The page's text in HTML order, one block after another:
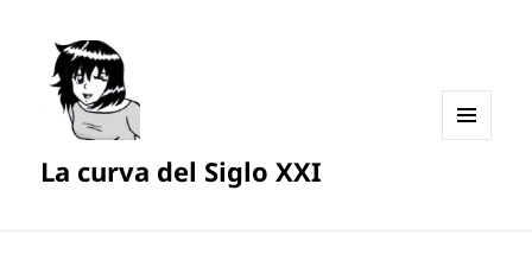
La curva del Siglo XXI